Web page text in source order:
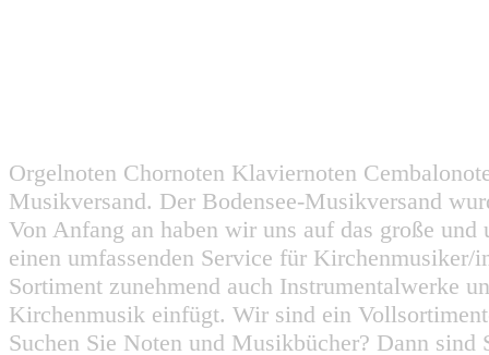
Orgelnoten Chornoten Klaviernoten
Musikversand. Der Bodensee-Musikversand
Von Anfang an haben wir uns auf das große
einen umfassenden Service für
Sortiment zunehmend auch Instrumentalwerke
Kirchenmusik einfügt. Wir sind ein
Suchen Sie Noten und Musikbücher? Dann